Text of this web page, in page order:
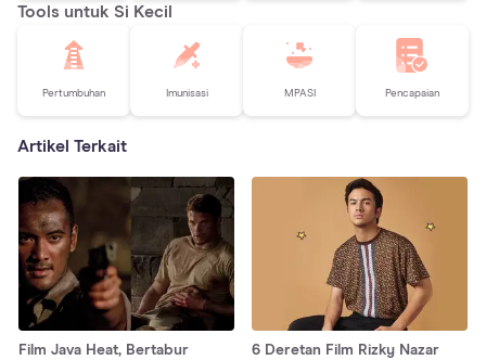
Tools untuk Si Kecil
Pertumbuhan Imunisasi MPASI Pencapaian
Artikel Terkait
Film Java Heat, Bertabur
6 Deretan Film Rizky Nazar